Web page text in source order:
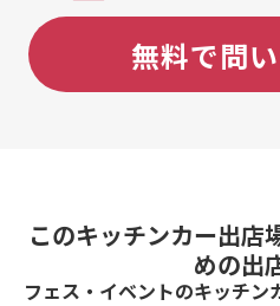
無料で問
このキッチンカー出店
めの出
フェス・イベントのキッチン